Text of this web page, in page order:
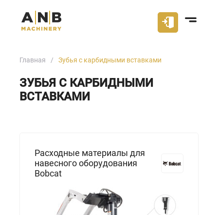
Главная Зубья с карбидными вставками
ЗУБЬЯ С КАРБИДНЫМИ
ВСТАВКАМИ
Расходные материалы для
навесного оборудования
Bobcat